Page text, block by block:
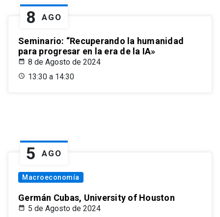
8 AGO
Seminario: “Recuperando la humanidad
para progresar en la era de la IA»
8 de Agosto de 2024
13:30 a 14:30
5 AGO
Macroeconomía
Germán Cubas, University of Houston
5 de Agosto de 2024